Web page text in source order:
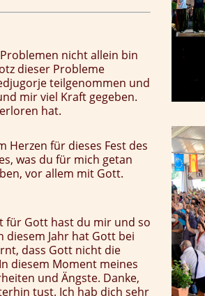
nicht allein bin
dieser Probleme
teilgenommen und
mir viel Kraft gegeben.
hat.
Herzen für dieses Fest des
was du für mich getan
vor allem mit Gott.
für Gott hast du mir und so
Jahr hat Gott bei
dass Gott nicht die
diesem Moment meines
und Ängste. Danke,
tust. Ich hab dich sehr